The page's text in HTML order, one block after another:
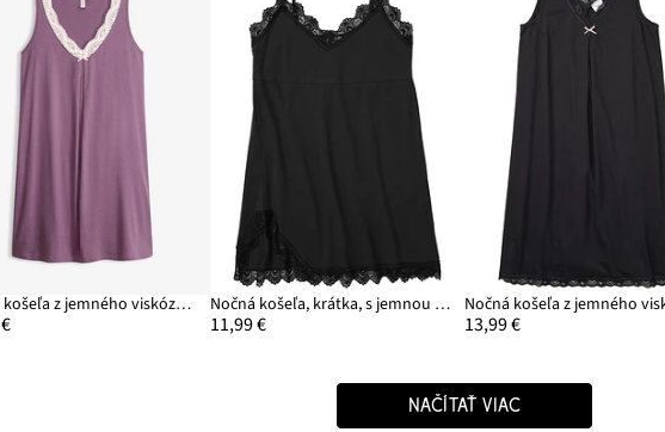
Nočná košeľa z jemného viskózového mixu Nočná košeľa, krátka, s jemnou čipkou
11,99 € 13,99 €
NAČÍTAŤ VIAC